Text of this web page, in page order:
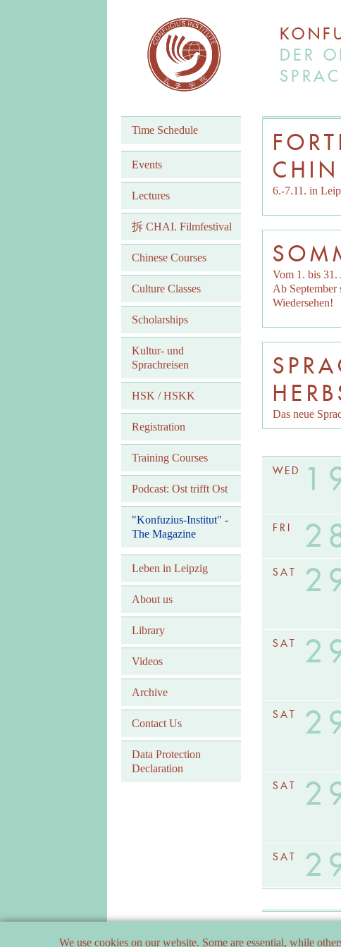
DER
Time Schedule
Events
Lectures
拆 CHAI. Filmfestival
Chinese Courses
Culture Classes
Scholarships
Kultur- und
Sprachreisen
HSK / HSKK
Registration
Training Courses
Podcast: Ost trifft Ost
"Konfuzius-Institut" -
The Magazine
Leben in Leipzig
About us
Library
Videos
Archive
Contact Us
Data Protection
Declaration
6.-7.11. in
Vom 1. bis 31.
Ab
Wiedersehen!
Das neue
WED
FRI
SAT
SAT
SAT
SAT
SAT
We use cookies on our website. Some are essential, while